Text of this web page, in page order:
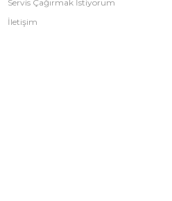
Servis Çağırmak İstiyorum
İletişim